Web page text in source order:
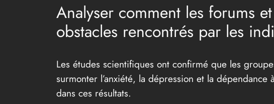
Analyser comment les forums
obstacles rencontrés par les
Les études scientifiques ont confirmé que les
surmonter l’anxiété, la dépression et la
dans ces résultats.